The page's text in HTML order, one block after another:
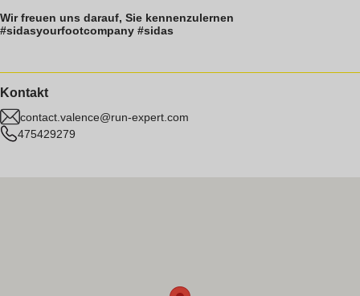
Wir freuen uns darauf, Sie kennenzulernen
#sidasyourfootcompany #sidas
Kontakt
contact.valence@run-expert.com
475429279